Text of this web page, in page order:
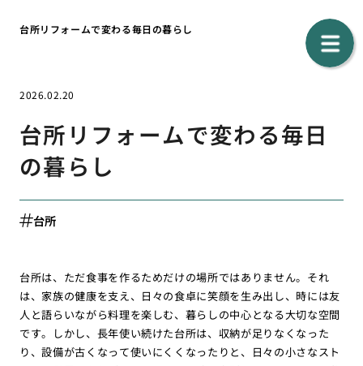
台所リフォームで変わる毎日の暮らし
2026.02.20
台所リフォームで変わる毎日
の暮らし
台所
台所は、ただ食事を作るためだけの場所ではありません。それ
は、家族の健康を支え、日々の食卓に笑顔を生み出し、時には友
人と語らいながら料理を楽しむ、暮らしの中心となる大切な空間
です。しかし、長年使い続けた台所は、収納が足りなくなった
り、設備が古くなって使いにくくなったりと、日々の小さなスト